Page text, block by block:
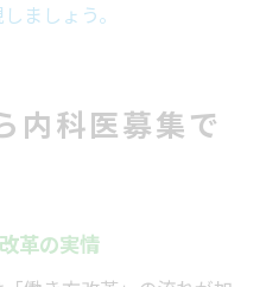
ましょう。
内科医募集で
革の実情